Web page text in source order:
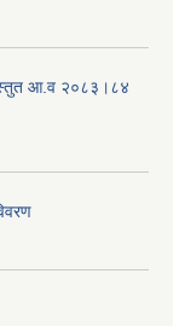
आ.व‍ २०८३।८४